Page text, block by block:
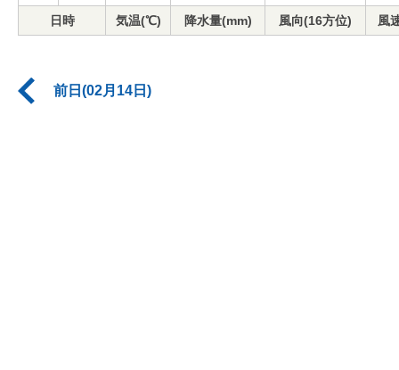
日時 気温(℃) 降水量(mm) 風向(16方位) 風
前日(02月14日)